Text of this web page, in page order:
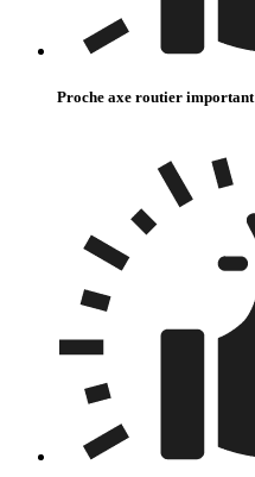
Proche axe routier important